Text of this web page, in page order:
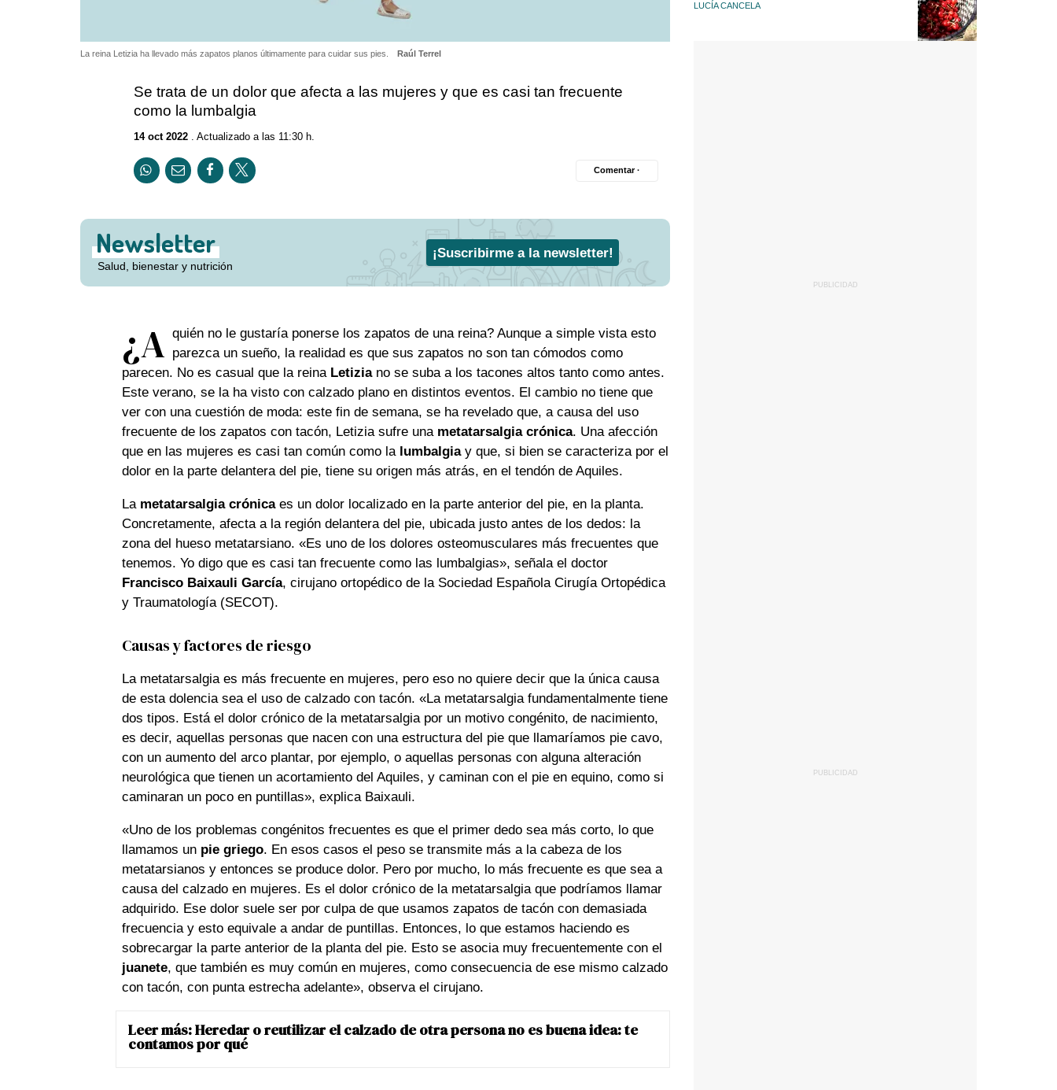
La reina Letizia ha llevado más zapatos planos últimamente para cuidar sus pies. Raúl Terrel
Se trata de un dolor que afecta a las mujeres y que es casi tan frecuente
como la lumbalgia
14 oct 2022. Actualizado a las 11:30 h.
Comentar ·
Newsletter
Salud, bienestar y nutrición
¡Suscribirme a la newsletter!
¿A quién no le gustaría ponerse los zapatos de una reina? Aunque a simple vista esto
parezca un sueño, la realidad es que sus zapatos no son tan cómodos como
parecen. No es casual que la reina Letiziano se suba a los tacones altos tanto como antes.
Este verano, se la ha visto con calzado plano en distintos eventos. El cambio no tiene que
ver con una cuestión de moda: este fin de semana, se ha revelado que, a causa del uso
frecuente de los zapatos con tacón, Letizia sufre una metatarsalgia crónica. Una afección
que en las mujeres es casi tan común como la lumbalgiay que, si bien se caracteriza por el
dolor en la parte delantera del pie, tiene su origen más atrás, en el tendón de Aquiles.
La metatarsalgia crónicaes un dolor localizado en la parte anterior del pie, en la planta.
Concretamente, afecta a la región delantera del pie, ubicada justo antes de los dedos: la
zona del hueso metatarsiano. «Es uno de los dolores osteomusculares más frecuentes que
tenemos. Yo digo que es casi tan frecuente como las lumbalgias», señala el doctor
Francisco Baixauli García, cirujano ortopédico de la Sociedad Española Cirugía Ortopédica
y Traumatología (SECOT).
Causas y factores de riesgo
La metatarsalgia es más frecuente en mujeres, pero eso no quiere decir que la única causa
de esta dolencia sea el uso de calzado con tacón. «La metatarsalgia fundamentalmente tiene
dos tipos. Está el dolor crónico de la metatarsalgia por un motivo congénito, de nacimiento,
es decir, aquellas personas que nacen con una estructura del pie que llamaríamos pie cavo,
con un aumento del arco plantar, por ejemplo, o aquellas personas con alguna alteración
neurológica que tienen un acortamiento del Aquiles, y caminan con el pie en equino, como si
caminaran un poco en puntillas», explica Baixauli.
«Uno de los problemas congénitos frecuentes es que el primer dedo sea más corto, lo que
llamamos un pie griego. En esos casos el peso se transmite más a la cabeza de los
metatarsianos y entonces se produce dolor. Pero por mucho, lo más frecuente es que sea a
causa del calzado en mujeres. Es el dolor crónico de la metatarsalgia que podríamos llamar
adquirido. Ese dolor suele ser por culpa de que usamos zapatos de tacón con demasiada
frecuencia y esto equivale a andar de puntillas. Entonces, lo que estamos haciendo es
sobrecargar la parte anterior de la planta del pie. Esto se asocia muy frecuentemente con el
juanete, que también es muy común en mujeres, como consecuencia de ese mismo calzado
con tacón, con punta estrecha adelante», observa el cirujano.
Leer más:Heredar o reutilizar el calzado de otra persona no es buena idea: te
contamos por qué
LUCÍA CANCELA